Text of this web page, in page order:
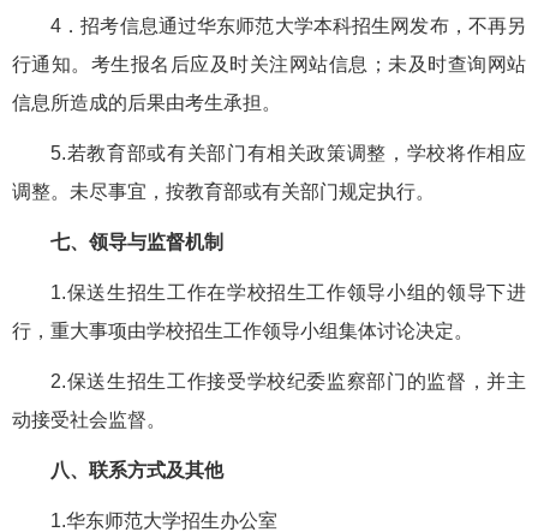
4．招考信息通过华东师范大学本科招生网发布，不再另
行通知。考生报名后应及时关注网站信息；未及时查询网站
信息所造成的后果由考生承担。
5.若教育部或有关部门有相关政策调整，学校将作相应
调整。未尽事宜，按教育部或有关部门规定执行。
七、领导与监督机制
1.保送生招生工作在学校招生工作领导小组的领导下进
行，重大事项由学校招生工作领导小组集体讨论决定。
2.保送生招生工作接受学校纪委监察部门的监督，并主
动接受社会监督。
八、联系方式及其他
1.华东师范大学招生办公室